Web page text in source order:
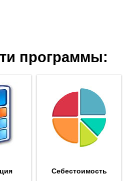
программы:
Себестоимость